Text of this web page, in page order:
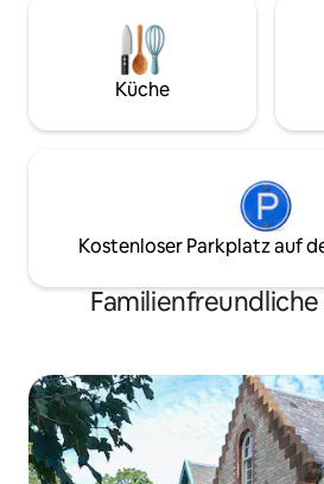
Buchung durch.
Küche
Kostenloser Parkplatz auf